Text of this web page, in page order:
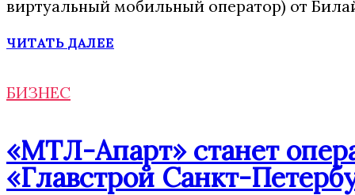
виртуальный мобильный оператор) от
ЧИТАТЬ ДАЛЕЕ
БИЗНЕС
«МТЛ-Апарт» станет
«Главстрой Санкт-